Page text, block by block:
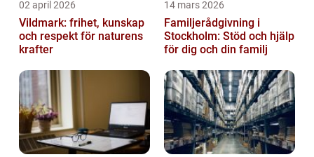
02 april 2026
Vildmark: frihet, kunskap
och respekt för naturens
krafter
14 mars 2026
Familjerådgivning i
Stockholm: Stöd och hjälp
för dig och din familj